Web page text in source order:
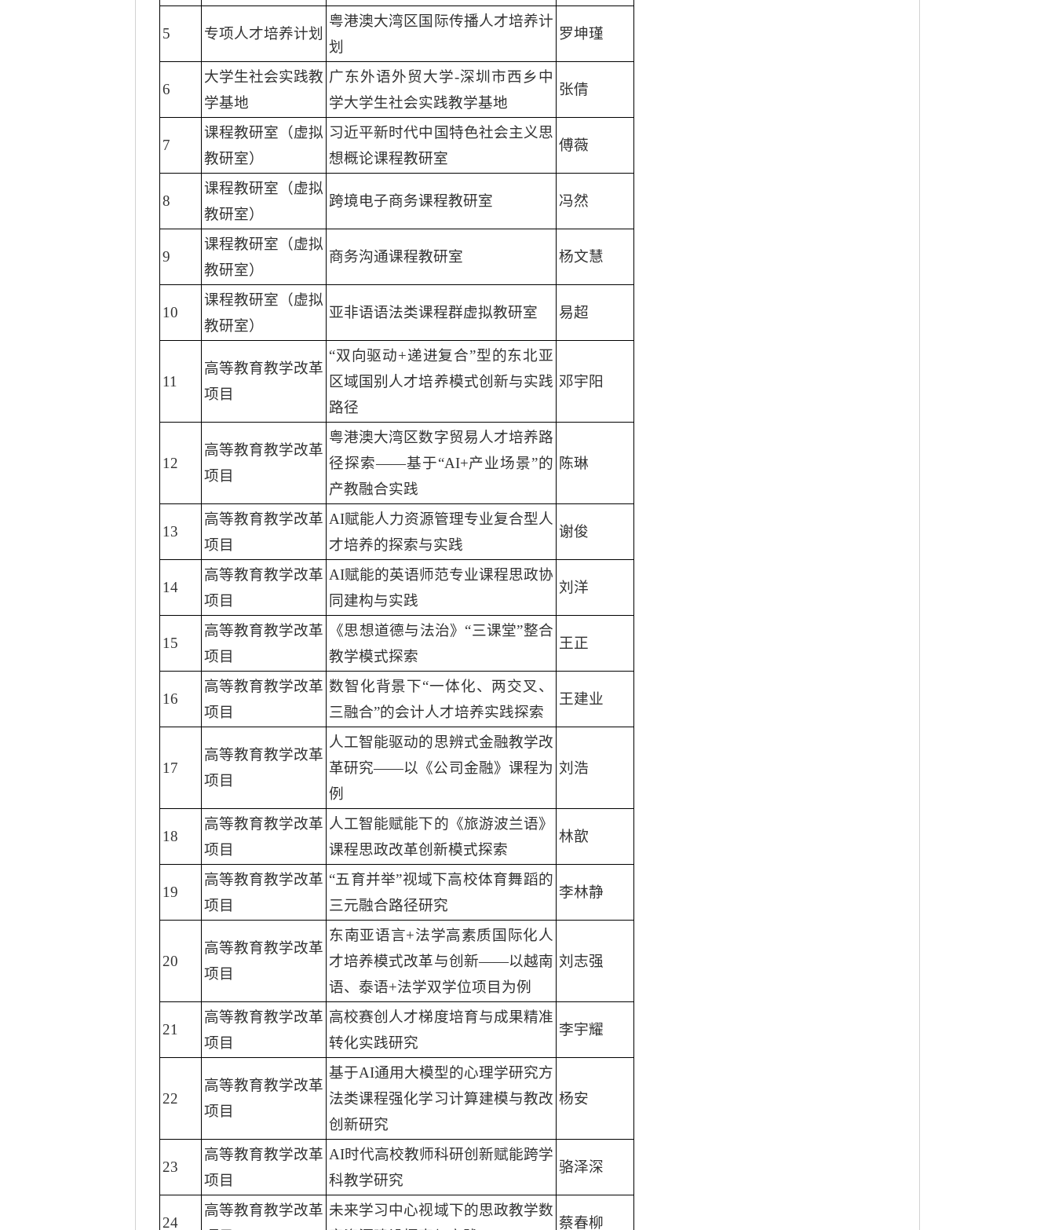
5 专项人才培养计划
粤港澳大湾区国际传播人才培养计
划
罗坤瑾
6
大学生社会实践教
学基地
广东外语外贸大学-深圳市西乡中
学大学生社会实践教学基地
张倩
7
课程教研室（虚拟
教研室）
习近平新时代中国特色社会主义思
想概论课程教研室
傅薇
8
课程教研室（虚拟
教研室）
跨境电子商务课程教研室 冯然
9
课程教研室（虚拟
教研室）
商务沟通课程教研室 杨文慧
10
课程教研室（虚拟
教研室）
亚非语语法类课程群虚拟教研室 易超
11
高等教育教学改革
项目
“双向驱动+递进复合”型的东北亚
区域国别人才培养模式创新与实践
路径
邓宇阳
12
高等教育教学改革
项目
粤港澳大湾区数字贸易人才培养路
径探索——基于“AI+产业场景”的
产教融合实践
陈琳
13
高等教育教学改革
项目
AI赋能人力资源管理专业复合型人
才培养的探索与实践
谢俊
14
高等教育教学改革
项目
AI赋能的英语师范专业课程思政协
同建构与实践
刘洋
15
高等教育教学改革
项目
《思想道德与法治》“三课堂”整合
教学模式探索
王正
16
高等教育教学改革
项目
数智化背景下“一体化、两交叉、
三融合”的会计人才培养实践探索
王建业
17
高等教育教学改革
项目
人工智能驱动的思辨式金融教学改
革研究——以《公司金融》课程为
例
刘浩
18
高等教育教学改革
项目
人工智能赋能下的《旅游波兰语》
课程思政改革创新模式探索
林歆
19
高等教育教学改革
项目
“五育并举”视域下高校体育舞蹈的
三元融合路径研究
李林静
20
高等教育教学改革
项目
东南亚语言+法学高素质国际化人
才培养模式改革与创新——以越南
语、泰语+法学双学位项目为例
刘志强
21
高等教育教学改革
项目
高校赛创人才梯度培育与成果精准
转化实践研究
李宇耀
22
高等教育教学改革
项目
基于AI通用大模型的心理学研究方
法类课程强化学习计算建模与教改
创新研究
杨安
23
高等教育教学改革
项目
AI时代高校教师科研创新赋能跨学
科教学研究
骆泽深
24
高等教育教学改革 未来学习中心视域下的思政教学数
蔡春柳